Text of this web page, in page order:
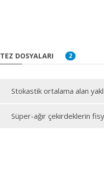
TEZ DOSYALARI 2
Stokastik ortalama alan
Süper-ağır çekirdeklerin